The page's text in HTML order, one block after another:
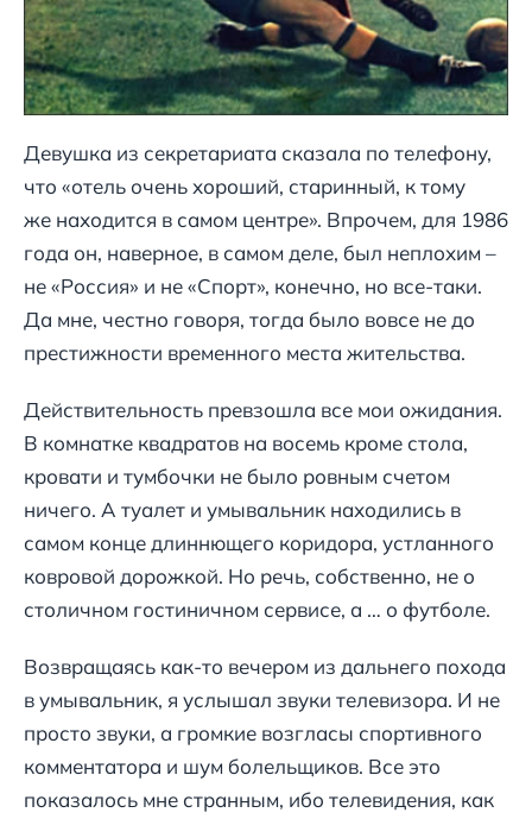
Девушка из секретариата сказала по телефону,
что «отель очень хороший, старинный, к тому
же находится в самом центре». Впрочем, для 1986
года он, наверное, в самом деле, был неплохим –
не «Россия» и не «Спорт», конечно, но все-таки.
Да мне, честно говоря, тогда было вовсе не до
престижности временного места жительства.
Действительность превзошла все мои ожидания.
В комнатке квадратов на восемь кроме стола,
кровати и тумбочки не было ровным счетом
ничего. А туалет и умывальник находились в
самом конце длиннющего коридора, устланного
ковровой дорожкой. Но речь, собственно, не о
столичном гостиничном сервисе, а … о футболе.
Возвращаясь как-то вечером из дальнего похода
в умывальник, я услышал звуки телевизора. И не
просто звуки, а громкие возгласы спортивного
комментатора и шум болельщиков. Все это
показалось мне странным, ибо телевидения, как